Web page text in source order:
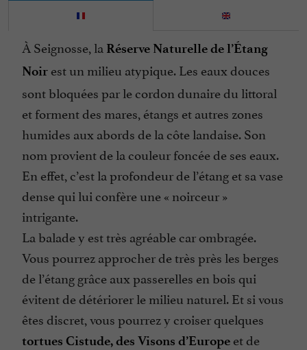
À Seignosse, la Réserve Naturelle de l’Étang
Noir est un milieu atypique. Les eaux douces
sont bloquées par le cordon dunaire du littoral
et forment des mares, étangs et autres zones
humides aux abords de la côte landaise. Son
nom provient de la couleur foncée de ses eaux.
En effet, c’est la profondeur de l’étang et sa vase
dense qui lui confère une « noirceur »
intrigante.
La balade y est très agréable car ombragée.
Vous pourrez approcher de très près les berges
de l’étang grâce aux passerelles en bois qui
évitent de détériorer le milieu naturel. Et si vous
êtes discret, vous pourrez y croiser quelques
tortues Cistude, des Visons d’Europe et de